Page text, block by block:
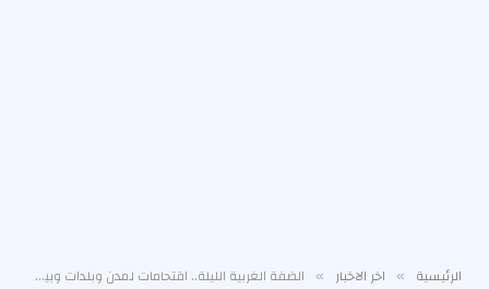
الرئيسية » اخر الاخبار » الضفة الغربية الليلة.. اقتحامات لمدن وبلدات وبيت عزاء